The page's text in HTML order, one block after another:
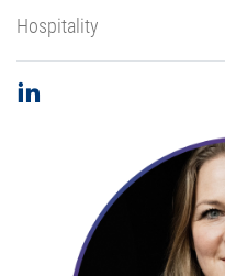
Hospitality